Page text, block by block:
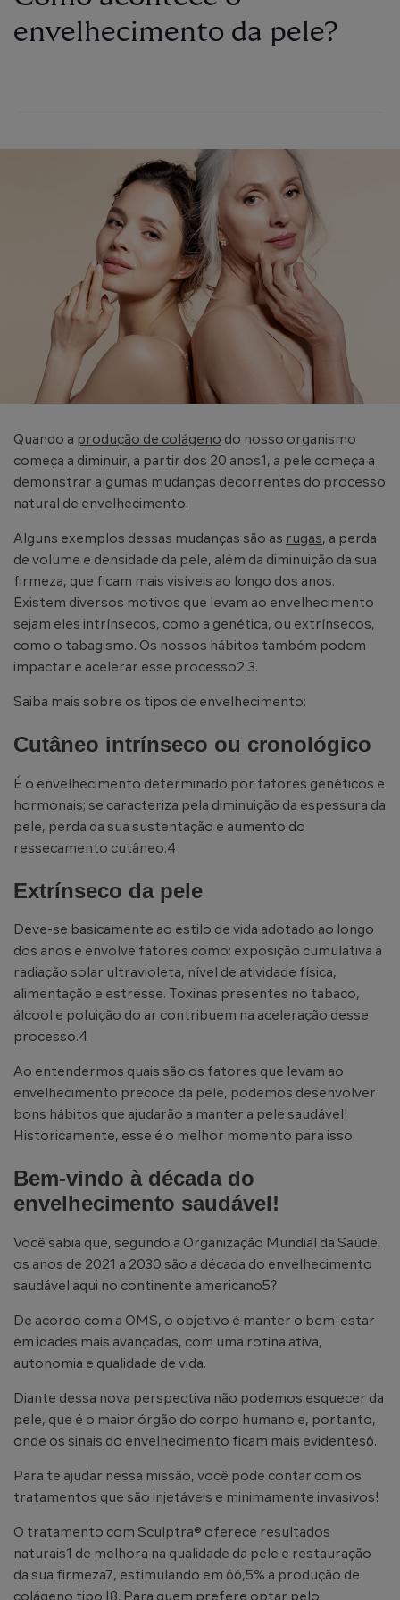
envelhecimento da pele?
Quando a produção de colágeno do nosso organismo
começa a diminuir, a partir dos 20 anos1, a pele começa a
demonstrar algumas mudanças decorrentes do processo
natural de envelhecimento.
Alguns exemplos dessas mudanças são as rugas, a perda
de volume e densidade da pele, além da diminuição da sua
firmeza, que ficam mais visíveis ao longo dos anos.
Existem diversos motivos que levam ao envelhecimento
sejam eles intrínsecos, como a genética, ou extrínsecos,
como o tabagismo. Os nossos hábitos também podem
impactar e acelerar esse processo2,3.
Saiba mais sobre os tipos de envelhecimento:
Cutâneo intrínseco ou cronológico
É o envelhecimento determinado por fatores genéticos e
hormonais; se caracteriza pela diminuição da espessura da
pele, perda da sua sustentação e aumento do
ressecamento cutâneo.4
Extrínseco da pele
Deve-se basicamente ao estilo de vida adotado ao longo
dos anos e envolve fatores como: exposição cumulativa à
radiação solar ultravioleta, nível de atividade física,
alimentação e estresse. Toxinas presentes no tabaco,
álcool e poluição do ar contribuem na aceleração desse
processo.4
Ao entendermos quais são os fatores que levam ao
envelhecimento precoce da pele, podemos desenvolver
bons hábitos que ajudarão a manter a pele saudável!
Historicamente, esse é o melhor momento para isso.
Bem-vindo à década do
envelhecimento saudável!
Você sabia que, segundo a Organização Mundial da Saúde,
os anos de 2021 a 2030 são a década do envelhecimento
saudável aqui no continente americano5?
De acordo com a OMS, o objetivo é manter o bem-estar
em idades mais avançadas, com uma rotina ativa,
autonomia e qualidade de vida.
Diante dessa nova perspectiva não podemos esquecer da
pele, que é o maior órgão do corpo humano e, portanto,
onde os sinais do envelhecimento ficam mais evidentes6.
Para te ajudar nessa missão, você pode contar com os
tratamentos que são injetáveis e minimamente invasivos!
O tratamento com Sculptra® oferece resultados
naturais1 de melhora na qualidade da pele e restauração
da sua firmeza7, estimulando em 66,5% a produção de